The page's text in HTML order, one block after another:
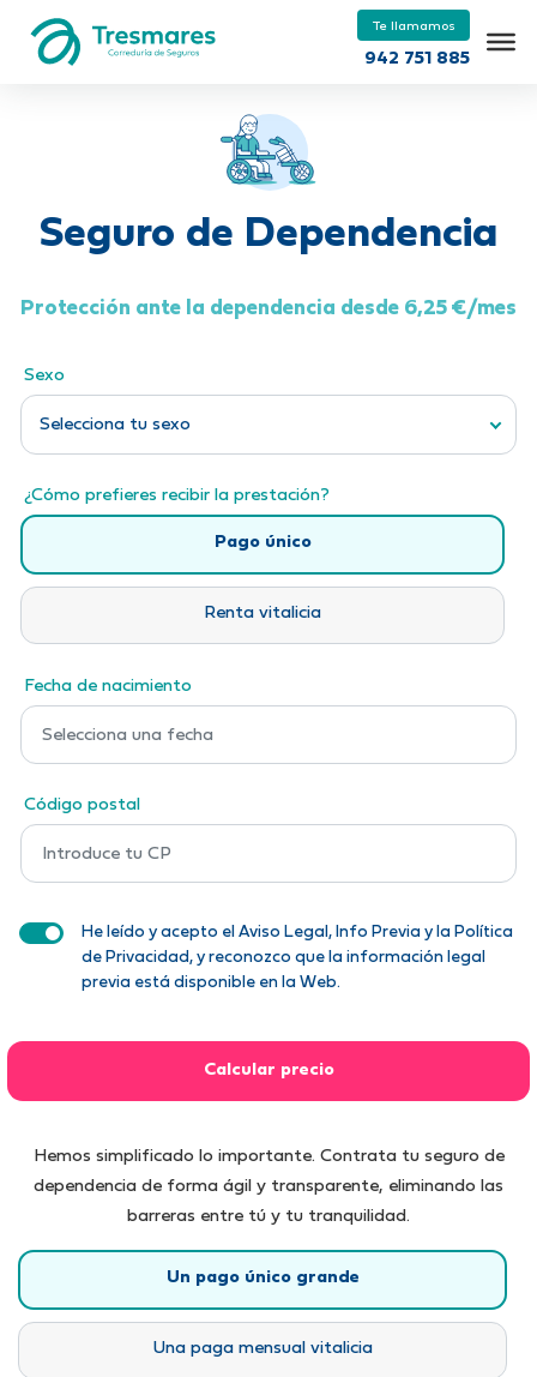
Te llamamos
942 751 885
Seguro de Dependencia
Protección ante la dependencia desde 6,25 €/mes
Sexo
Selecciona tu sexo
¿Cómo prefieres recibir la prestación?
Pago único
Renta vitalicia
Fecha de nacimiento
Código postal
He leído y acepto el Aviso Legal, Info Previa y la Política
de Privacidad, y reconozco que la información legal
previa está disponible en la Web.
Hemos simplificado lo importante. Contrata tu seguro de
dependencia de forma ágil y transparente, eliminando las
barreras entre tú y tu tranquilidad.
Un pago único grande
Una paga mensual vitalicia